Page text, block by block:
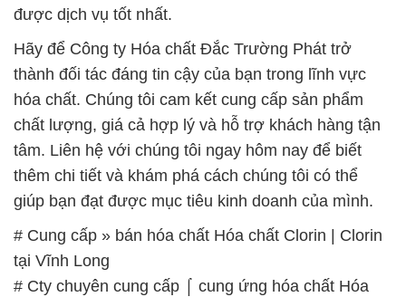
được dịch vụ tốt nhất.
Hãy để Công ty Hóa chất Đắc Trường Phát trở
thành đối tác đáng tin cậy của bạn trong lĩnh vực
hóa chất. Chúng tôi cam kết cung cấp sản phẩm
chất lượng, giá cả hợp lý và hỗ trợ khách hàng tận
tâm. Liên hệ với chúng tôi ngay hôm nay để biết
thêm chi tiết và khám phá cách chúng tôi có thể
giúp bạn đạt được mục tiêu kinh doanh của mình.
# Cung cấp » bán hóa chất Hóa chất Clorin | Clorin
tại Vĩnh Long
# Cty chuyên cung cấp ⌠ cung ứng hóa chất Hóa